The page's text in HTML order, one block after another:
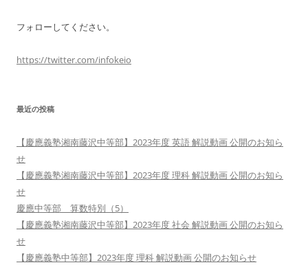
フォローしてください。
https://twitter.com/infokeio
最近の投稿
【慶應義塾湘南藤沢中等部】2023年度 英語 解説動画 公開のお知ら
せ
【慶應義塾湘南藤沢中等部】2023年度 理科 解説動画 公開のお知ら
せ
慶應中等部 算数特別（5）
【慶應義塾湘南藤沢中等部】2023年度 社会 解説動画 公開のお知ら
せ
【慶應義塾中等部】2023年度 理科 解説動画 公開のお知らせ